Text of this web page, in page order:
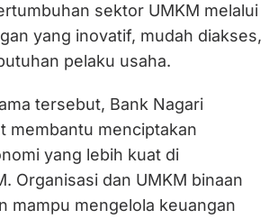
sektor UMKM melalui
yang inovatif, mudah diakses,
pelaku usaha.
tersebut, Bank Nagari
membantu menciptakan
yang lebih kuat di
Organisasi dan UMKM binaan
mampu mengelola keuangan